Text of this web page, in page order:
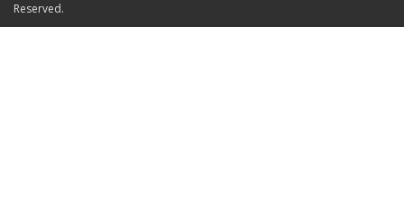
Reserved.